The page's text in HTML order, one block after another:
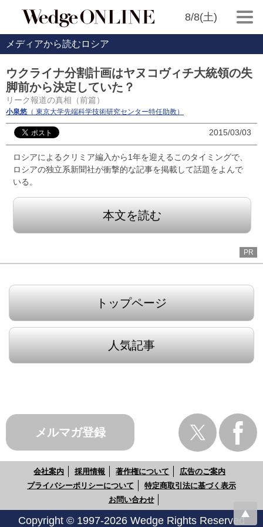
8/8(土)
メディアから読むロシア
ウクライナ分割計画はヤヌコヴィチ大統領の失
脚前から決定していた？
リーク報道の真相（前篇）
小泉悠 （ 東京大学先端科学技術研究センター特任助教）
2015/03/03
ロシアによるクリミア編入から1年を迎えるこのタイミングで、
ロシアの独立系新聞社が衝撃的な記事を掲載して話題をよんで
いる。
本文を読む
PR
トップページ
人気記事
メルマガ登録
会社案内 採用情報 著作権について
広告のご案内
プライバシーポリシーについて
特定商取引法に基づく表示
お問い合わせ
Copyright © 1997-2026 Wedge Rights Reserved